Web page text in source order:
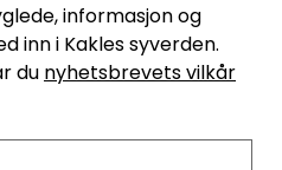
informasjon og
inn i Kakles syverden.
du nyhetsbrevets vilkår